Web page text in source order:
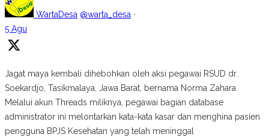
WartaDesa @warta_desa ·
5 Agu
Jagat maya kembali dihebohkan oleh aksi pegawai RSUD dr.
Soekardjo, Tasikmalaya, Jawa Barat, bernama Norma Zahara.
Melalui akun Threads miliknya, pegawai bagian database
administrator ini melontarkan kata-kata kasar dan menghina pasien
pengguna BPJS Kesehatan yang telah meninggal